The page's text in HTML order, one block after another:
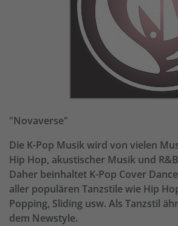
"Novaverse"
Die K-Pop Musik wird von vielen
Hip Hop, akustischer Musik und
Daher beinhaltet K-Pop Cover
aller populären Tanzstile wie Hip
Popping, Sliding usw. Als Tanzstil
dem Newstyle.